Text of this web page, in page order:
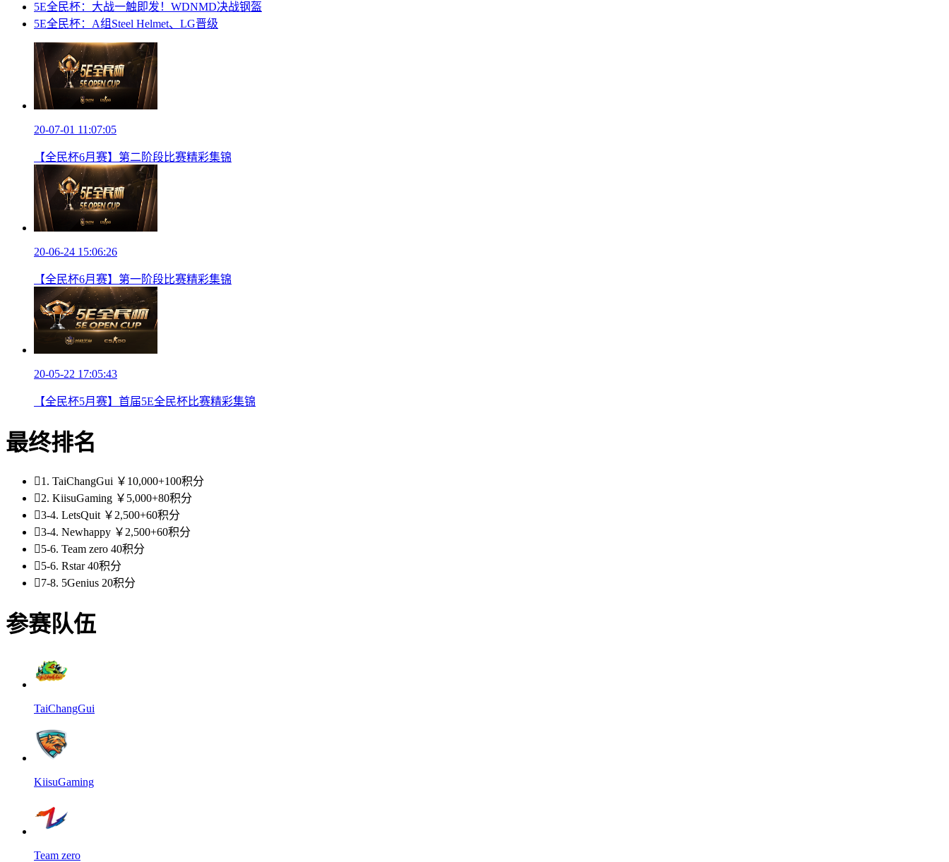
5E全民杯：大战一触即发！WDNMD决战钢盔
5E全民杯：A组Steel Helmet、LG晋级
20-07-01 11:07:05
【全民杯6月赛】第二阶段比赛精彩集锦
20-06-24 15:06:26
【全民杯6月赛】第一阶段比赛精彩集锦
20-05-22 17:05:43
【全民杯5月赛】首届5E全民杯比赛精彩集锦
最终排名
1. TaiChangGui ￥10,000+100积分
2. KiisuGaming ￥5,000+80积分
3-4. LetsQuit ￥2,500+60积分
3-4. Newhappy ￥2,500+60积分
5-6. Team zero 40积分
5-6. Rstar40积分
7-8. 5Genius 20积分
参赛队伍
TaiChangGui
KiisuGaming
Team zero